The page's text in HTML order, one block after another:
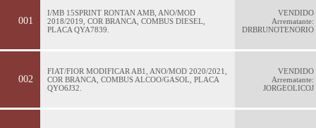
001
I/MB 15SPRINT RONTAN AMB, ANO/MOD
2018/2019, COR BRANCA, COMBUS DIESEL,
PLACA QYA7839.
VENDIDO
Arrematante:
DRBRUNOTENORIO
002
FIAT/FIOR MODIFICAR AB1, ANO/MOD 2020/2021,
COR BRANCA, COMBUS ALCOO/GASOL, PLACA
QYO6J32.
VENDIDO
Arrematante:
JORGEOLICOJ